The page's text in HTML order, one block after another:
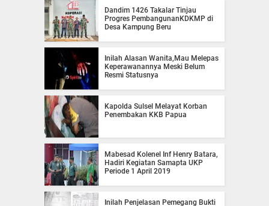
Dandim 1426 Takalar Tinjau
Progres PembangunanKDKMP di
Desa Kampung Beru
Inilah Alasan Wanita,Mau Melepas
Keperawanannya Meski Belum
Resmi Statusnya
Kapolda Sulsel Melayat Korban
Penembakan KKB Papua
Mabesad Kolenel Inf Henry Batara,
Hadiri Kegiatan Samapta UKP
Periode 1 April 2019
Inilah Penjelasan Pemegang Bukti